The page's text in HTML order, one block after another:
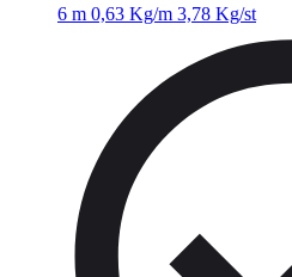
6 m 0,63 Kg/m 3,78 Kg/st